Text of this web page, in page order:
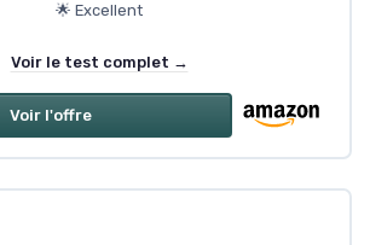
🌟 Excellent
Voir le test complet →
Voir l'offre